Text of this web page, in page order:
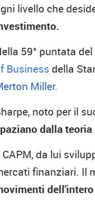
livello che
59° puntata
Business della
Miller.
noto per il
dalla
CAPM, da lui
finanziari. Il